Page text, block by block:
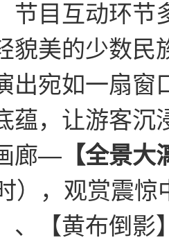
节目互动环
貌美的少数
出宛如一扇窗
蕴，让游客沉
廊— 【全景
），观赏震
、【黄布倒